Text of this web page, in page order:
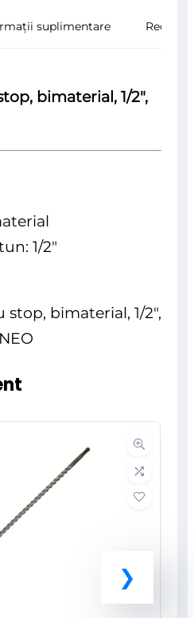
suplimentare
bimaterial, 1/2",
1/2"